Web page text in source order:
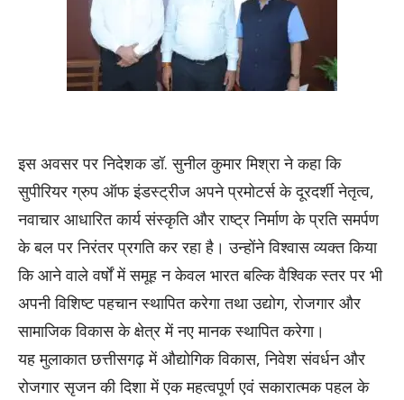
इस अवसर पर निदेशक डॉ. सुनील कुमार मिश्रा ने कहा कि
सुपीरियर ग्रुप ऑफ इंडस्ट्रीज अपने प्रमोटर्स के दूरदर्शी नेतृत्व,
नवाचार आधारित कार्य संस्कृति और राष्ट्र निर्माण के प्रति समर्पण
के बल पर निरंतर प्रगति कर रहा है। उन्होंने विश्वास व्यक्त किया
कि आने वाले वर्षों में समूह न केवल भारत बल्कि वैश्विक स्तर पर भी
अपनी विशिष्ट पहचान स्थापित करेगा तथा उद्योग, रोजगार और
सामाजिक विकास के क्षेत्र में नए मानक स्थापित करेगा।
यह मुलाकात छत्तीसगढ़ में औद्योगिक विकास, निवेश संवर्धन और
रोजगार सृजन की दिशा में एक महत्वपूर्ण एवं सकारात्मक पहल के